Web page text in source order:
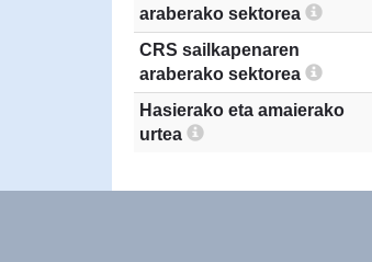
araberako sektorea
CRS sailkapenaren
araberako sektorea
Hasierako eta amaierako
urtea